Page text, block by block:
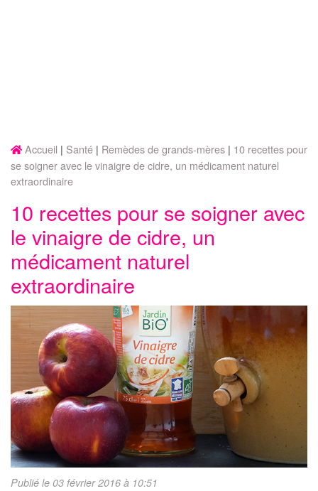
Accueil Santé Remèdes de grands-mères
10 recettes pour
se soigner avec le vinaigre de cidre, un médicament naturel
extraordinaire
10 recettes pour se soigner avec
le vinaigre de cidre, un
médicament naturel
extraordinaire
Publié le 03 février 2016 à 10:51